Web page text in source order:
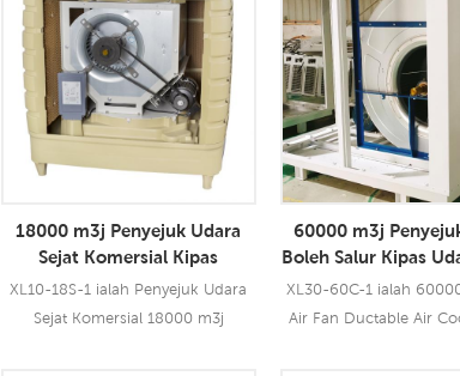
18000 m3j Penyejuk Udara
Sejat Komersial Kipas
Sentrifugal Penyejuk Udara
XL10-18S-1 ialah Penyejuk Udara
Sejat Komersial 18000 m3j
60000 m3j
Boleh Salur Kipas
XL30-60C-1 ialah
Air Fan Ductable Air